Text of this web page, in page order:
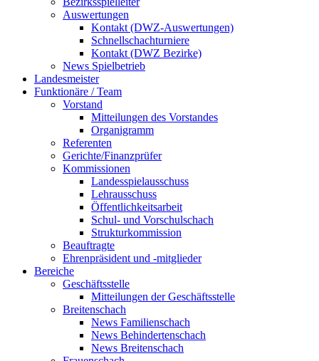
Auswertungen
Kontakt (DWZ-Auswertungen)
Schnellschachturniere
Kontakt (DWZ Bezirke)
News Spielbetrieb
Landesmeister
Funktionäre / Team
Vorstand
Mitteilungen des Vorstandes
Organigramm
Referenten
Gerichte/Finanzprüfer
Kommissionen
Landesspielausschuss
Lehrausschuss
Öffentlichkeitsarbeit
Schul- und Vorschulschach
Strukturkommission
Beauftragte
Ehrenpräsident und -mitglieder
Bereiche
Geschäftsstelle
Mitteilungen der Geschäftsstelle
Breitenschach
News Familienschach
News Behindertenschach
News Breitenschach